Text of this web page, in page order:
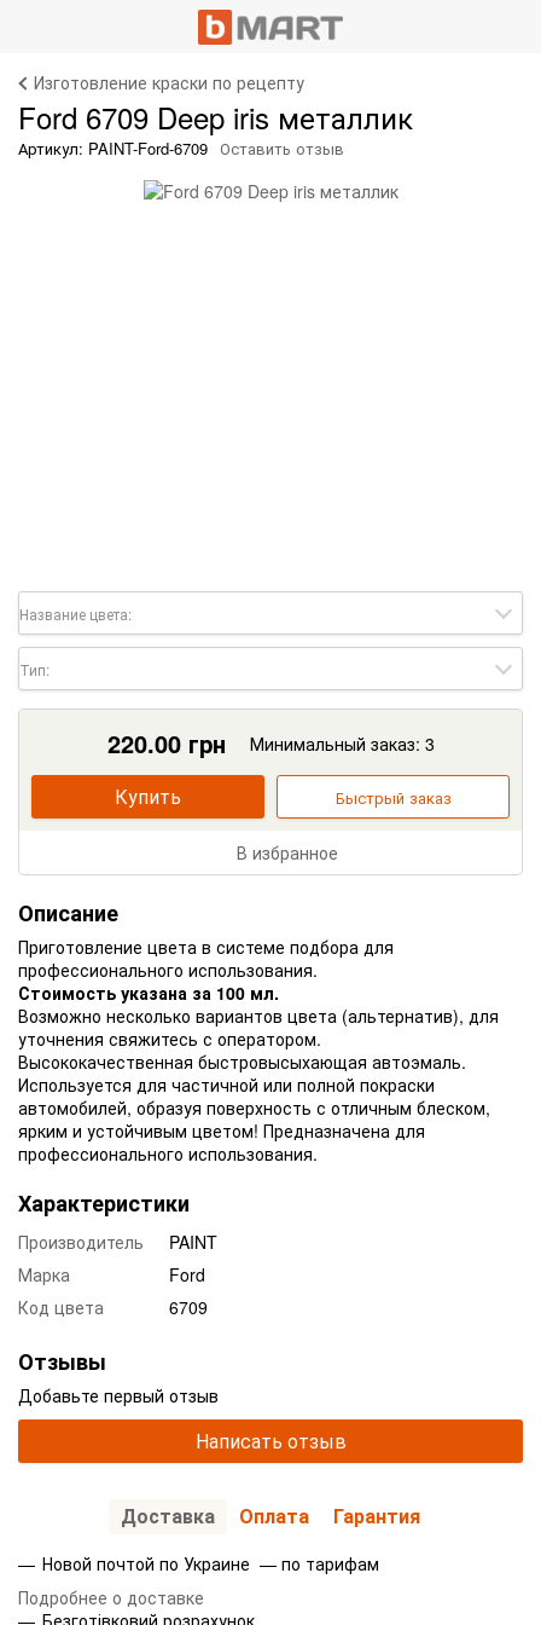
Изготовление краски по рецепту
Ford 6709 Deep iris металлик
Артикул: PAINT-Ford-6709 Оставить отзыв
Название цвета:
Тип:
220.00грн Минимальный заказ: 3
Купить Быстрый заказ
В избранное
Описание
Приготовление цвета в системе подбора для
профессионального использования.
Стоимость указана за 100 мл.
Возможно несколько вариантов цвета (альтернатив), для
уточнения свяжитесь с оператором.
Высококачественная быстровысыхающая автоэмаль.
Используется для частичной или полной покраски
автомобилей, образуя поверхность с отличным блеском,
ярким и устойчивым цветом! Предназначена для
профессионального использования.
Характеристики
Производитель
PAINT
Марка
Ford
Код цвета
6709
Отзывы
Добавьте первый отзыв
Написать отзыв
Доставка Оплата Гарантия
Новой почтой по Украине — по тарифам
Подробнее о доставке
Безготівковий розрахунок